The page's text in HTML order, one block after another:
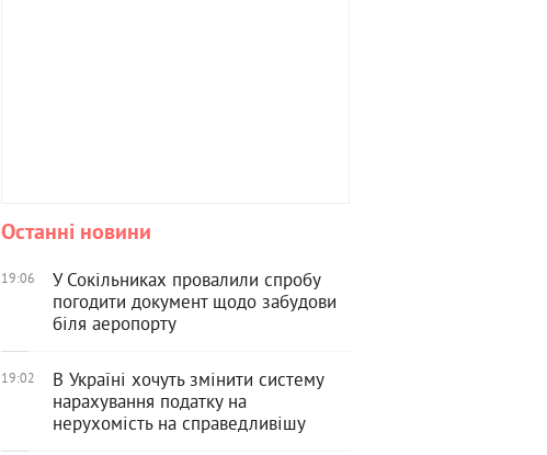
Останні новини
19:06
У Сокільниках провалили спробу
погодити документ щодо забудови
біля аеропорту
19:02
В Україні хочуть змінити систему
нарахування податку на
нерухомість на справедливішу